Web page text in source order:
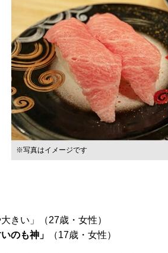
※写真はイメージです
きい」（27歳・女性）
のも神」
（17歳・女性）